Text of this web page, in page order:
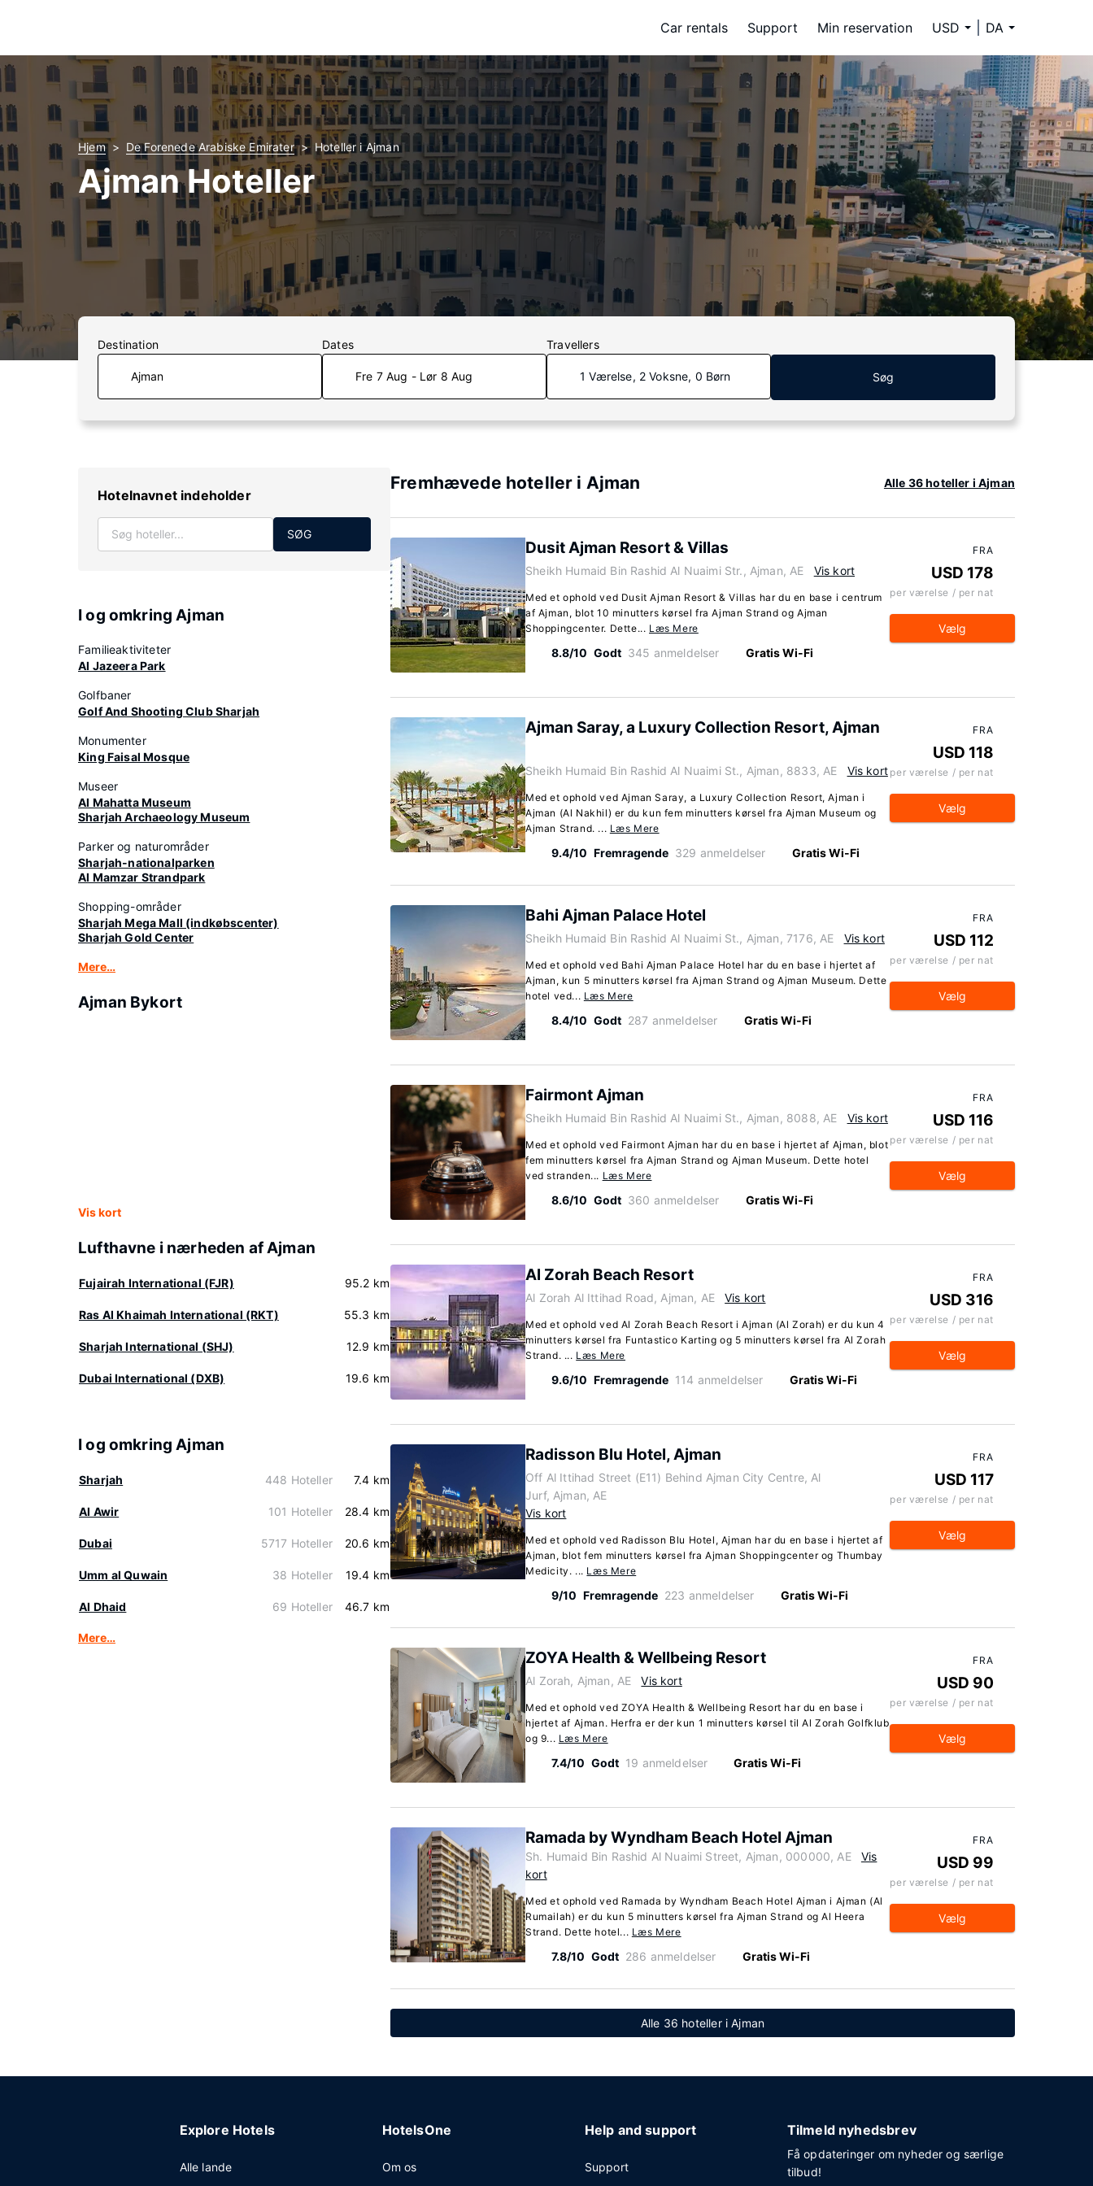
Car rentals Support Min reservation USD DA
Hjem De Forenede Arabiske Emirater Hoteller i Ajman
Ajman Hoteller
Destination Dates
Fre 7 Aug - Lør 8 Aug
Travellers
1 Værelse, 2 Voksne, 0 Børn Søg
Hotelnavnet indeholder
SØG
I og omkring Ajman
Familieaktiviteter
Al Jazeera Park
Golfbaner
Golf And Shooting Club Sharjah
Monumenter
King Faisal Mosque
Museer
Al Mahatta Museum
Sharjah Archaeology Museum
Parker og naturområder
Sharjah-nationalparken
Al Mamzar Strandpark
Shopping-områder
Sharjah Mega Mall (indkøbscenter)
Sharjah Gold Center
Mere…
Ajman Bykort
Vis kort
Lufthavne i nærheden af Ajman
Fujairah International (FJR) 95.2 km
Ras Al Khaimah International (RKT) 55.3 km
Sharjah International (SHJ) 12.9 km
Dubai International (DXB) 19.6 km
I og omkring Ajman
Sharjah 448 Hoteller 7.4 km
Al Awir 101 Hoteller 28.4 km
Dubai 5717 Hoteller 20.6 km
Umm al Quwain 38 Hoteller 19.4 km
Al Dhaid 69 Hoteller 46.7 km
Mere…
Fremhævede hoteller i Ajman Alle 36 hoteller i Ajman
Dusit Ajman Resort & Villas
Sheikh Humaid Bin Rashid Al Nuaimi Str., Ajman, AE Vis kort
Med et ophold ved Dusit Ajman Resort & Villas har du en base i centrum
af Ajman, blot 10 minutters kørsel fra Ajman Strand og Ajman
Shoppingcenter. Dette... Læs Mere
8.8/10 Godt 345 anmeldelser Gratis Wi-Fi
FRA
USD 178
per værelse / per nat
Vælg
Ajman Saray, a Luxury Collection Resort, Ajman
Sheikh Humaid Bin Rashid Al Nuaimi St., Ajman, 8833, AE Vis kort
Med et ophold ved Ajman Saray, a Luxury Collection Resort, Ajman i
Ajman (Al Nakhil) er du kun fem minutters kørsel fra Ajman Museum og
Ajman Strand. ... Læs Mere
9.4/10 Fremragende 329 anmeldelser Gratis Wi-Fi
FRA
USD 118
per værelse / per nat
Vælg
Bahi Ajman Palace Hotel
Sheikh Humaid Bin Rashid Al Nuaimi St., Ajman, 7176, AE Vis kort
Med et ophold ved Bahi Ajman Palace Hotel har du en base i hjertet af
Ajman, kun 5 minutters kørsel fra Ajman Strand og Ajman Museum. Dette
hotel ved... Læs Mere
8.4/10 Godt 287 anmeldelser Gratis Wi-Fi
FRA
USD 112
per værelse / per nat
Vælg
Fairmont Ajman
Sheikh Humaid Bin Rashid Al Nuaimi St., Ajman, 8088, AE Vis kort
Med et ophold ved Fairmont Ajman har du en base i hjertet af Ajman, blot
fem minutters kørsel fra Ajman Strand og Ajman Museum. Dette hotel
ved stranden... Læs Mere
8.6/10 Godt 360 anmeldelser Gratis Wi-Fi
FRA
USD 116
per værelse / per nat
Vælg
Al Zorah Beach Resort
Al Zorah Al Ittihad Road, Ajman, AE Vis kort
Med et ophold ved Al Zorah Beach Resort i Ajman (Al Zorah) er du kun 4
minutters kørsel fra Funtastico Karting og 5 minutters kørsel fra Al Zorah
Strand. ... Læs Mere
9.6/10 Fremragende 114 anmeldelser Gratis Wi-Fi
FRA
USD 316
per værelse / per nat
Vælg
Radisson Blu Hotel, Ajman
Off Al Ittihad Street (E11) Behind Ajman City Centre, Al
Jurf, Ajman, AE
Vis kort
Med et ophold ved Radisson Blu Hotel, Ajman har du en base i hjertet af
Ajman, blot fem minutters kørsel fra Ajman Shoppingcenter og Thumbay
Medicity. ... Læs Mere
9/10 Fremragende 223 anmeldelser Gratis Wi-Fi
FRA
USD 117
per værelse / per nat
Vælg
ZOYA Health & Wellbeing Resort
Al Zorah, Ajman, AE Vis kort
Med et ophold ved ZOYA Health & Wellbeing Resort har du en base i
hjertet af Ajman. Herfra er der kun 1 minutters kørsel til Al Zorah Golfklub
og 9... Læs Mere
7.4/10 Godt 19 anmeldelser Gratis Wi-Fi
FRA
USD 90
per værelse / per nat
Vælg
Ramada by Wyndham Beach Hotel Ajman
Sh. Humaid Bin Rashid Al Nuaimi Street, Ajman, 000000, AE
Vis
kort
Med et ophold ved Ramada by Wyndham Beach Hotel Ajman i Ajman (Al
Rumailah) er du kun 5 minutters kørsel fra Ajman Strand og Al Heera
Strand. Dette hotel... Læs Mere
7.8/10 Godt 286 anmeldelser Gratis Wi-Fi
FRA
USD 99
per værelse / per nat
Vælg
Alle 36 hoteller i Ajman
Explore Hotels
Alle lande
HotelsOne
Om os
Help and support
Support
Tilmeld nyhedsbrev
Få opdateringer om nyheder og særlige
tilbud!